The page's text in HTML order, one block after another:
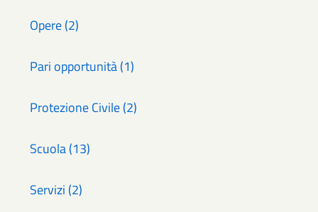
Opere (2)
Pari opportunità (1)
Protezione Civile (2)
Scuola (13)
Servizi (2)